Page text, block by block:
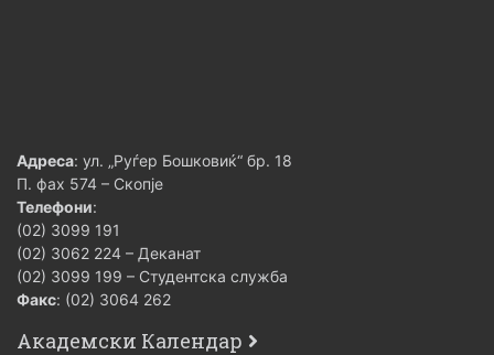
Адреса: ул. „Руѓер Бошковиќ“ бр. 18
П. фах 574 – Скопје
Телефони:
(02) 3099 191
(02) 3062 224 – Деканат
(02) 3099 199 – Студентска служба
Факс: (02) 3064 262
Академски Календар